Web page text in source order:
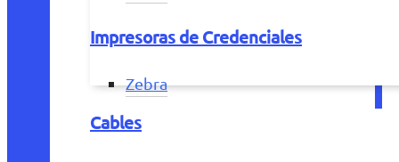
Impresoras de Credenciales
Zebra
Cables